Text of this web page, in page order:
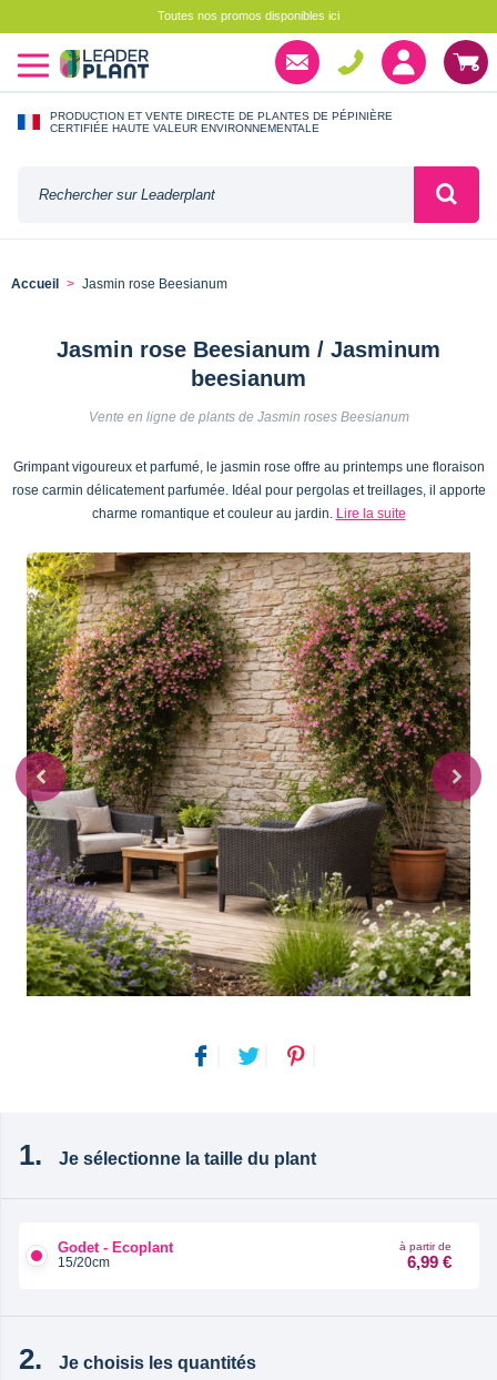
Toutes nos promos disponibles ici
PRODUCTION ET VENTE DIRECTE DE PLANTES DE PÉPINIÈRE
CERTIFIÉE HAUTE VALEUR ENVIRONNEMENTALE
Accueil Jasmin rose Beesianum
Jasmin rose Beesianum / Jasminum
beesianum
Vente en ligne de plants de Jasmin roses Beesianum
Grimpant vigoureux et parfumé, le jasmin rose offre au printemps une floraison
rose carmin délicatement parfumée. Idéal pour pergolas et treillages, il apporte
charme romantique et couleur au jardin. Lire la suite
Je sélectionne la taille du plant
Godet - Ecoplant
15/20cm
à partir de
6,99 €
Je choisis les quantités